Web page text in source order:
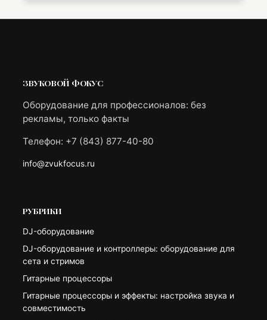
ЗВУКОВОЙ ФОКУС
Оборудование для профессионалов: без
рекламы, только факты
Телефон: +7 (843) 877-40-80
info@zvukfocus.ru
РУБРИКИ
DJ-оборудование
DJ-оборудование и контроллеры: оборудование для
сета и стримов
Гитарные процессоры
Гитарные процессоры и эффекты: настройка звука и
совместимость